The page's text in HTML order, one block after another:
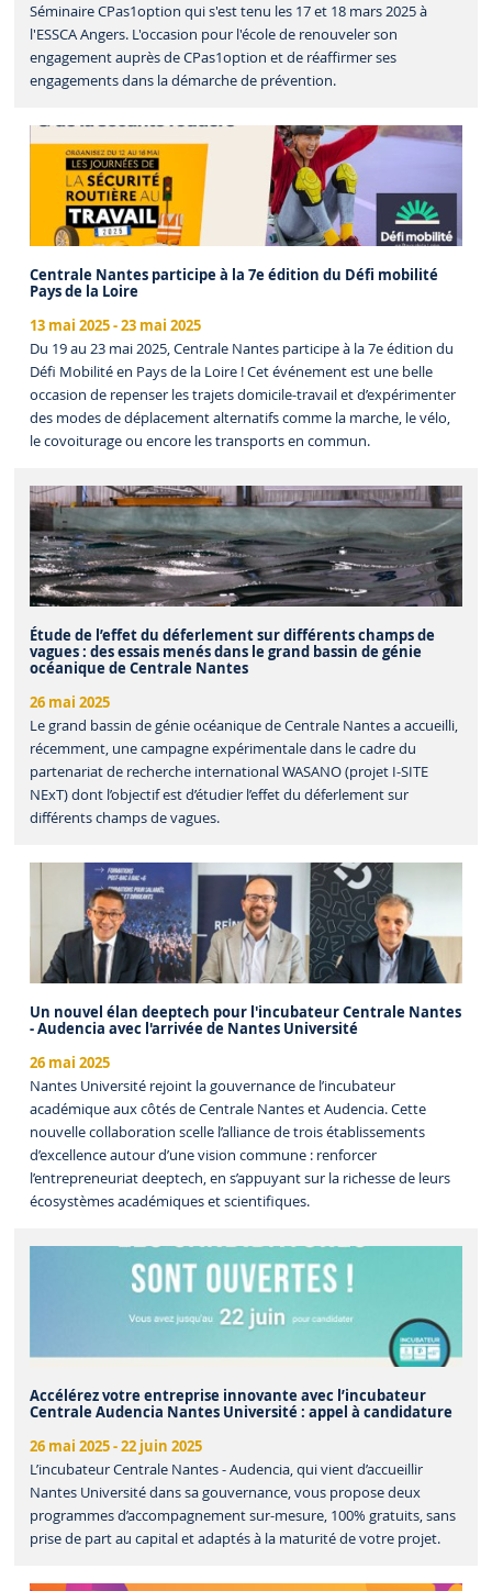
Séminaire CPas1option qui s'est tenu les 17 et 18 mars 2025 à
l'ESSCA Angers. L'occasion pour l'école de renouveler son
engagement auprès de CPas1option et de réaffirmer ses
engagements dans la démarche de prévention.
Centrale Nantes participe à la 7e édition du Défi mobilité
Pays de la Loire
13 mai 2025-23 mai 2025
Du 19 au 23 mai 2025, Centrale Nantes participe à la 7e édition du
Défi Mobilité en Pays de la Loire ! Cet événement est une belle
occasion de repenser les trajets domicile-travail et d’expérimenter
des modes de déplacement alternatifs comme la marche, le vélo,
le covoiturage ou encore les transports en commun.
Étude de l’effet du déferlement sur différents champs de
vagues : des essais menés dans le grand bassin de génie
océanique de Centrale Nantes
26 mai 2025
Le grand bassin de génie océanique de Centrale Nantes a accueilli,
récemment, une campagne expérimentale dans le cadre du
partenariat de recherche international WASANO (projet I-SITE
NExT) dont l’objectif est d’étudier l’effet du déferlement sur
différents champs de vagues.
Un nouvel élan deeptech pour l'incubateur Centrale Nantes
- Audencia avec l'arrivée de Nantes Université
26 mai 2025
Nantes Université rejoint la gouvernance de l’incubateur
académique aux côtés de Centrale Nantes et Audencia. Cette
nouvelle collaboration scelle l’alliance de trois établissements
d’excellence autour d’une vision commune : renforcer
l’entrepreneuriat deeptech, en s’appuyant sur la richesse de leurs
écosystèmes académiques et scientifiques.
Accélérez votre entreprise innovante avec l’incubateur
Centrale Audencia Nantes Université : appel à candidature
26 mai 2025-22 juin 2025
L’incubateur Centrale Nantes - Audencia, qui vient d’accueillir
Nantes Université dans sa gouvernance, vous propose deux
programmes d’accompagnement sur-mesure, 100% gratuits, sans
prise de part au capital et adaptés à la maturité de votre projet.